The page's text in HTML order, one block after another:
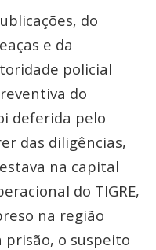
do
e da
policial
do
deferida pelo
das diligências,
na capital
do TIGRE,
na região
prisão, o suspeito